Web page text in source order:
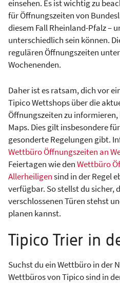
einsehen. Es ist wichtig zu
für Öffnungszeiten von
diesem Fall Rheinland-Pfalz –
unterschiedlich sein können.
regulären Öffnungszeiten
Wochenenden.
Daher ist es ratsam, dich vor
Tipico Wettshops über die
Öffnungszeiten zu
Maps. Dies gilt insbesondere
gesonderte Regelungen gibt.
Wettbüro Öffnungszeiten an
Feiertagen wie denWettbüro
Allerheiligensind in der Regel
verfügbar. So stellst du sicher,
verschlossenen Türen stehst
planen kannst.
Tipico Trier in
Suchst du ein Wettbüro in der
Wettbüros von Tipico sind in